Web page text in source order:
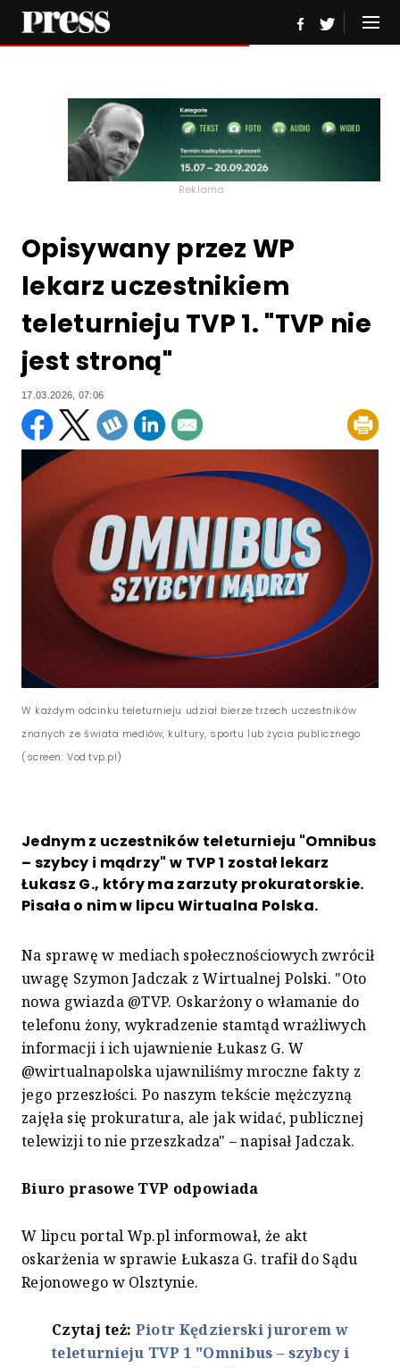
Reklama
Opisywany przez WP
lekarz uczestnikiem
teleturnieju TVP 1. "TVP nie
jest stroną"
17.03.2026, 07:06
W każdym odcinku teleturnieju udział bierze trzech uczestników
znanych ze świata mediów, kultury, sportu lub życia publicznego
(screen: Vod.tvp.pl)
Jednym z uczestników teleturnieju "Omnibus
– szybcy i mądrzy" w TVP 1 został lekarz
Łukasz G., który ma zarzuty prokuratorskie.
Pisała o nim w lipcu Wirtualna Polska.
Na sprawę w mediach społecznościowych zwrócił
uwagę Szymon Jadczak z Wirtualnej Polski. "Oto
nowa gwiazda @TVP. Oskarżony o włamanie do
telefonu żony, wykradzenie stamtąd wrażliwych
informacji i ich ujawnienie Łukasz G. W
@wirtualnapolska ujawniliśmy mroczne fakty z
jego przeszłości. Po naszym tekście mężczyzną
zajęła się prokuratura, ale jak widać, publicznej
telewizji to nie przeszkadza" – napisał Jadczak.
Biuro prasowe TVP odpowiada
W lipcu portal Wp.pl informował, że akt
oskarżenia w sprawie Łukasza G. trafił do Sądu
Rejonowego w Olsztynie.
Czytaj też: Piotr Kędzierski jurorem w
teleturnieju TVP 1 "Omnibus – szybcy i